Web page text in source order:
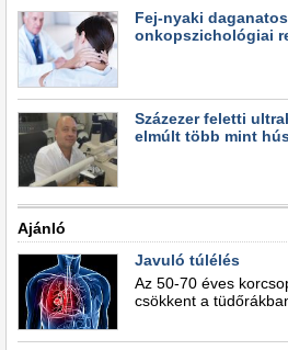
Fej-nyaki
onkopszichológiai
Százezer feletti
elmúlt több mint
Ajánló
Javuló túlélés
Az 50-70 éves
csökkent a